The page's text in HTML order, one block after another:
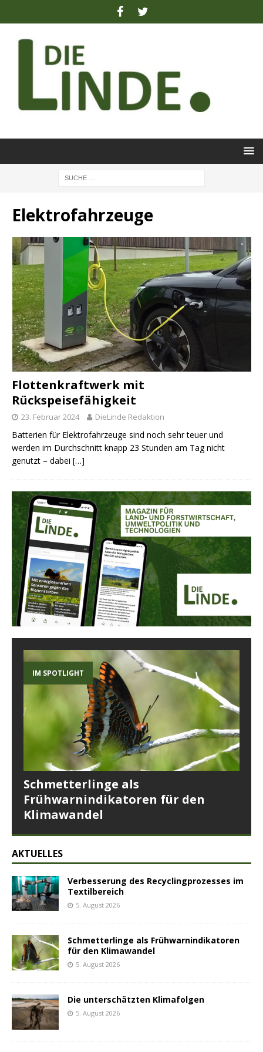
Elektrofahrzeuge
Flottenkraftwerk mit
Rückspeisefähigkeit
23. Februar 2024 DieLinde Redaktion
Batterien für Elektrofahrzeuge sind noch sehr teuer und
werden im Durchschnitt knapp 23 Stunden am Tag nicht
genutzt – dabei […]
IM SPOTLIGHT
Schmetterlinge als
Frühwarnindikatoren für den
Klimawandel
AKTUELLES
Verbesserung des Recyclingprozesses im
Textilbereich
5. August 2026
Schmetterlinge als Frühwarnindikatoren
für den Klimawandel
5. August 2026
Die unterschätzten Klimafolgen
5. August 2026